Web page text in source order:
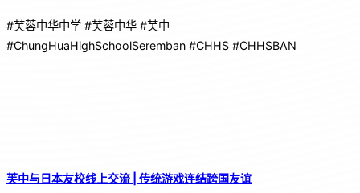
#芙蓉中华中学 #芙蓉中华 #芙中
#ChungHuaHighSchoolSeremban #CHHS #CHHSBAN
芙中与日本友校线上交流 | 传统游戏连结跨国友谊